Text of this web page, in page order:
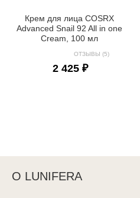
Крем для лица COSRX
Advanced Snail 92 All in one
Cream, 100 мл
ОТЗЫВЫ (5)
2 425 ₽
О LUNIFERA